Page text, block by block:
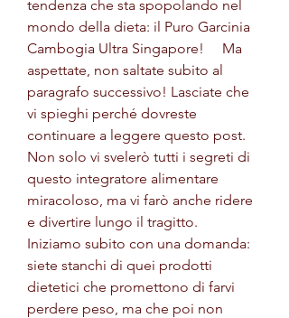
tendenza che sta spopolando nel
mondo della dieta: il Puro Garcinia
Cambogia Ultra Singapore!     Ma
aspettate, non saltate subito al
paragrafo successivo! Lasciate che
vi spieghi perché dovreste
continuare a leggere questo post.
Non solo vi svelerò tutti i segreti di
questo integratore alimentare
miracoloso, ma vi farò anche ridere
e divertire lungo il tragitto.
Iniziamo subito con una domanda:
siete stanchi di quei prodotti
dietetici che promettono di farvi
perdere peso, ma che poi non